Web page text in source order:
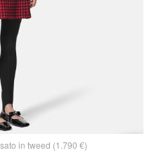
in tweed (1.790 €)